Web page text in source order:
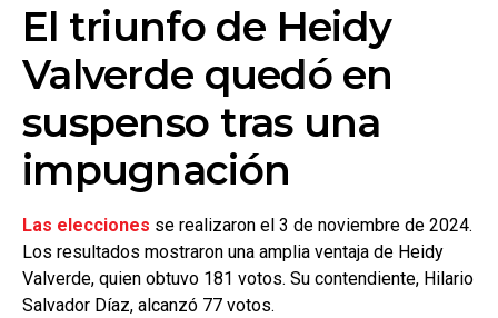
El triunfo de Heidy
Valverde quedó en
suspenso tras una
impugnación
Las elecciones se realizaron el 3 de noviembre de 2024.
Los resultados mostraron una amplia ventaja de Heidy
Valverde, quien obtuvo 181 votos. Su contendiente, Hilario
Salvador Díaz, alcanzó 77 votos.